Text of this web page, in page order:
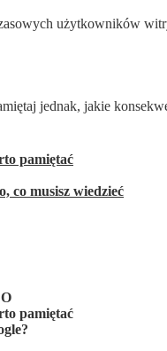
użytkowników
jednak, jakie
pamiętać
co musisz wiedzieć
pamiętać